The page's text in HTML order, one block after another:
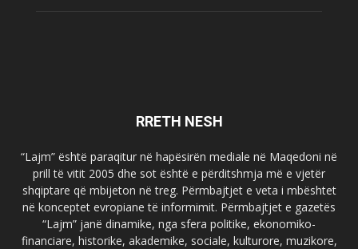
RRETH NESH
“Lajm” është paraqitur në hapësirën mediale në Maqedoni në
prill të vitit 2005 dhe sot është e përditshmja më e vjetër
shqiptare që mbijeton në treg. Përmbajtjet e veta i mbështet
në konceptet evropiane të informimit. Përmbajtjet e gazetës
“Lajm” janë dinamike, nga sfera politike, ekonomiko-
financiare, historike, akademike, sociale, kulturore, muzikore,